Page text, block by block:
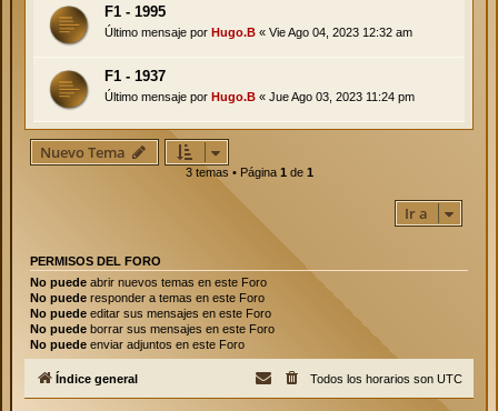
F1 - 1995
Último mensaje por Hugo.B « Vie Ago 04, 2023 12:32 am
F1 - 1937
Último mensaje por Hugo.B « Jue Ago 03, 2023 11:24 pm
Nuevo Tema
3 temas • Página 1 de 1
Ir a
PERMISOS DEL FORO
No puede abrir nuevos temas en este Foro
No puede responder a temas en este Foro
No puede editar sus mensajes en este Foro
No puede borrar sus mensajes en este Foro
No puede enviar adjuntos en este Foro
Índice general Todos los horarios son UTC